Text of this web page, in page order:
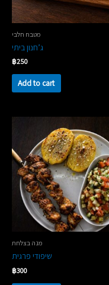
מטבח חלבי
ג’חנון ביתי
฿250
Add to cart
מנה בצלחת
שיפודי פרגית
฿300